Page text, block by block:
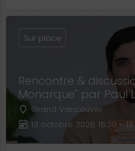
Rencontre &
Monarque" par Paul
Grand Vancouver
13 octobre 2026 18:30 -
Sur place